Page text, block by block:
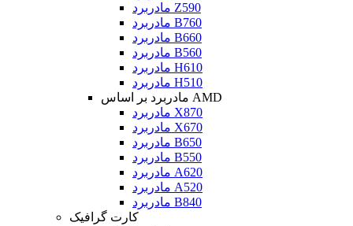
مادربرد Z590
مادربرد B760
مادربرد B660
مادربرد B560
مادربرد H610
مادربرد H510
مادربرد بر اساس AMD
مادربرد X870
مادربرد X670
مادربرد B650
مادربرد B550
مادربرد A620
مادربرد A520
مادربرد B840
کارت گرافیک